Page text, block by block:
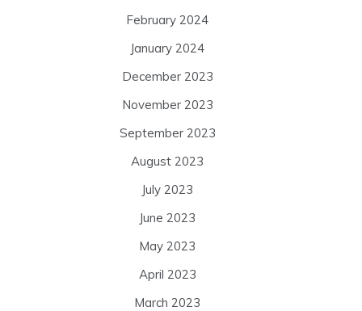
February 2024
January 2024
December 2023
November 2023
September 2023
August 2023
July 2023
June 2023
May 2023
April 2023
March 2023